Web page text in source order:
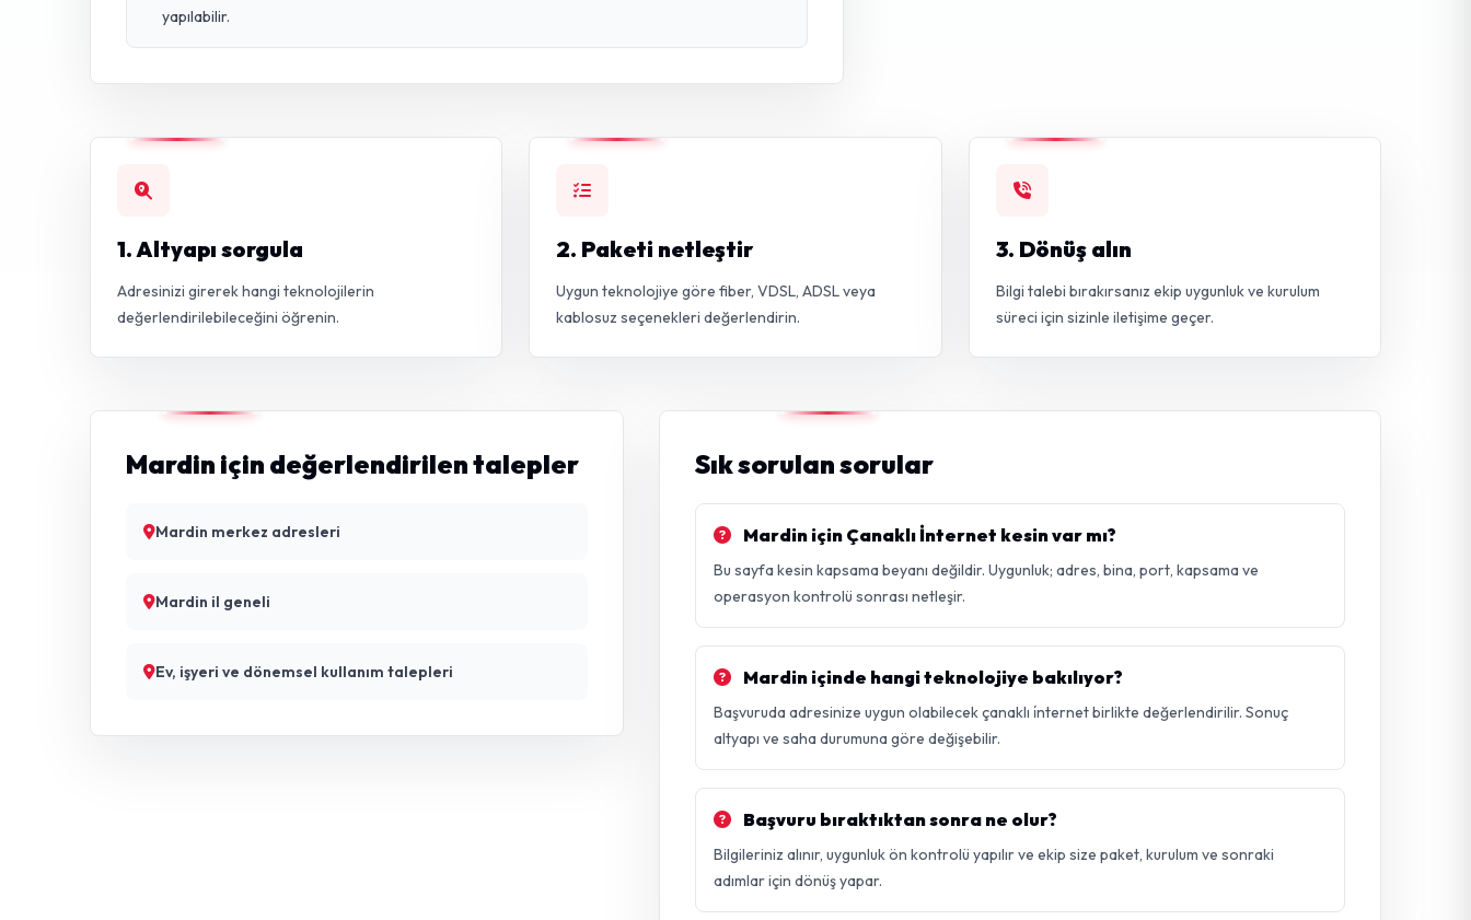
yapılabilir.
1. Altyapı sorgula
Adresinizi girerek hangi teknolojilerin
değerlendirilebileceğini öğrenin.
2. Paketi netleştir
Uygun teknolojiye göre fiber, VDSL, ADSL veya
kablosuz seçenekleri değerlendirin.
3. Dönüş alın
Bilgi talebi bırakırsanız ekip uygunluk ve kurulum
süreci için sizinle iletişime geçer.
Mardin için değerlendirilen talepler
Mardin merkez adresleri
Mardin il geneli
Ev, işyeri ve dönemsel kullanım talepleri
Sık sorulan sorular
Mardin için Çanaklı İnternet kesin var mı?
Bu sayfa kesin kapsama beyanı değildir. Uygunluk; adres, bina, port, kapsama ve
operasyon kontrolü sonrası netleşir.
Mardin içinde hangi teknolojiye bakılıyor?
Başvuruda adresinize uygun olabilecek çanaklı i̇nternet birlikte değerlendirilir. Sonuç
altyapı ve saha durumuna göre değişebilir.
Başvuru bıraktıktan sonra ne olur?
Bilgileriniz alınır, uygunluk ön kontrolü yapılır ve ekip size paket, kurulum ve sonraki
adımlar için dönüş yapar.